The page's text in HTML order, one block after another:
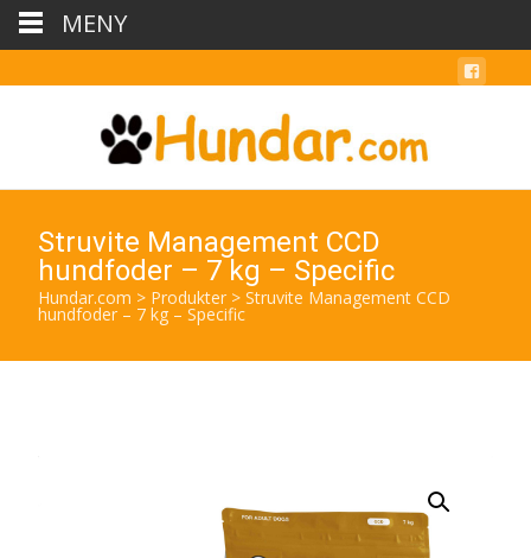
Struvite Management CCD
hundfoder – 7 kg – Specific
Hundar.com > Produkter > Struvite Management CCD
hundfoder – 7 kg – Specific
MENY